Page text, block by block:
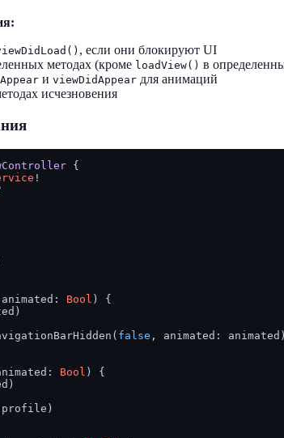
, если они блокируют UI
методах (кроме loadView() в
и viewDidAppear для анимаций
исчезновения
{
!
animated : Bool ) {
false , animated: animated)
: Bool ) {